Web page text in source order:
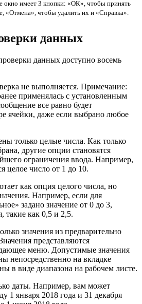
имеет 3 кнопки: «ОК», чтобы принять
«Отмена», чтобы удалить их и «Справка».
данных
данных доступно восемь
не выполняется. Примечание:
применялась с установленным
все равно будет
ячейки, даже если выбрано любое
только целые числа. Как только
другие опции становятся
ограничения ввода. Например,
целое число от 1 до 10.
как опция целого числа, но
Например, если для
задано значение от 0 до 3,
такие как 0,5 и 2,5.
значения из предварительно
представляются
меню. Допустимые значения
непосредственно на вкладке
в виде диапазона на рабочем листе.
даты. Например, вам может
1 января 2018 года и 31 декабря